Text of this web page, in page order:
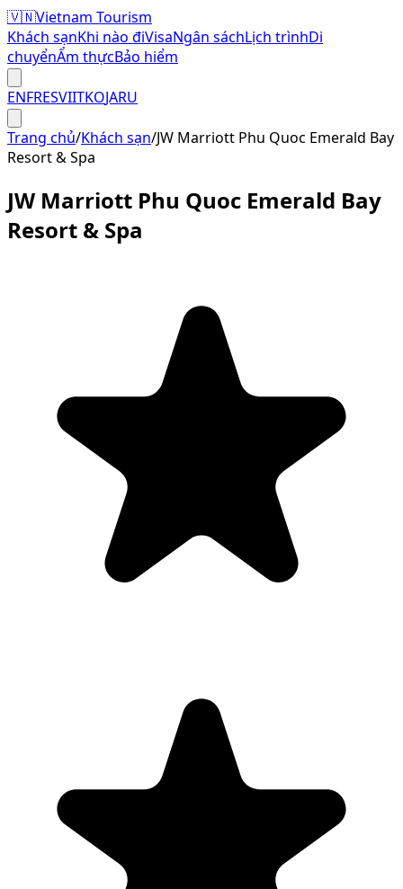
🇻🇳Vietnam Tourism
Khách sạnKhi nào điVisaNgân sáchLịch trìnhDi
chuyểnẨm thựcBảo hiểm
ENFRESVIITKOJARU
Trang chủ/Khách sạn/JW Marriott Phu Quoc Emerald Bay
Resort & Spa
JW Marriott Phu Quoc Emerald Bay
Resort & Spa